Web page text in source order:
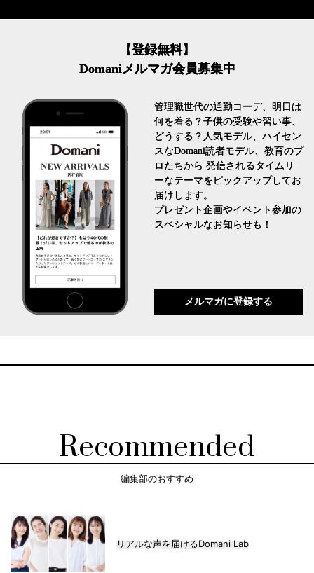
【登録無料】
Domaniメルマガ会員募集中
管理職世代の通勤コーデ、明日は
何を着る？子供の受験や習い事、
どうする？人気モデル、ハイセン
スなDomani読者モデル、教育のプ
ロたちから 発信されるタイムリ
ーなテーマをピックアップしてお
届けします。
プレゼント企画やイベント参加の
スペシャルなお知らせも！
メルマガに登録する
Recommended
編集部のおすすめ
リアルな声を届けるDomani Lab